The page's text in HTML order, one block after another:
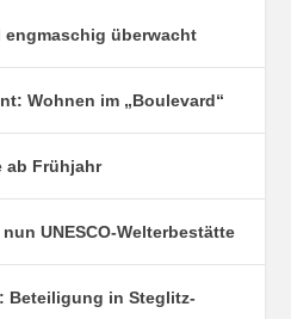
überwacht
Wohnen im „Boulevard“
ab Frühjahr
UNESCO-Welterbestätte
Beteiligung in Steglitz-